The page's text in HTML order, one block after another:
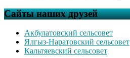
Сайты наших друзей
Акбулатовский сельсовет
Ялгыз-Наратовский сельсовет
Кальтяевский сельсовет